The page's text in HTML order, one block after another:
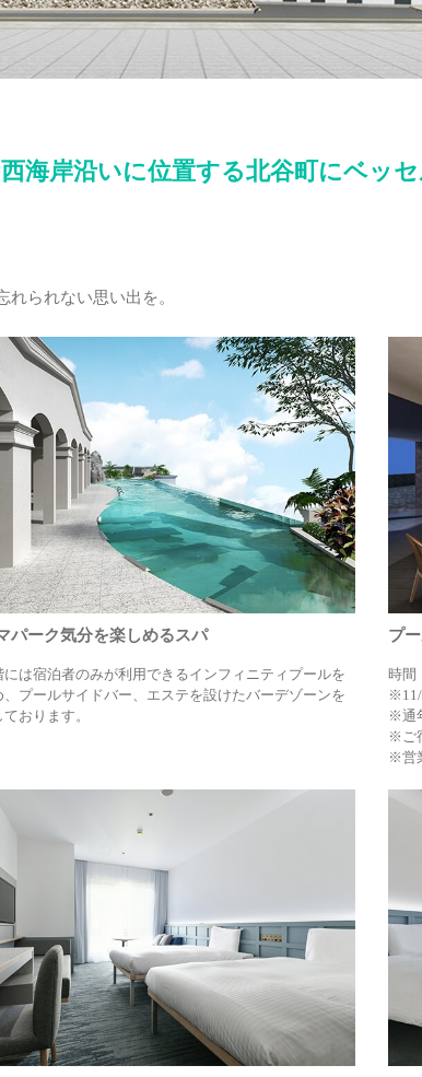
海岸沿いに位置する北谷町にベッ
られない思い出を。
パーク気分を楽しめるスパ
には宿泊者のみが利用できるインフィニティプールを
、プールサイドバー、エステを設けたバーデゾーンを
おります。
プ
時間
※11/
※通
※ご
※営